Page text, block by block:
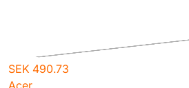
SEK 490.73